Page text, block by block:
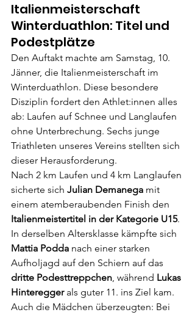
Italienmeisterschaft
Winterduathlon: Titel und
Podestplätze
Den Auftakt machte am Samstag, 10.
Jänner, die Italienmeisterschaft im
Winterduathlon. Diese besondere
Disziplin fordert den Athlet:innen alles
ab: Laufen auf Schnee und Langlaufen
ohne Unterbrechung. Sechs junge
Triathleten unseres Vereins stellten sich
dieser Herausforderung.
Nach 2 km Laufen und 4 km Langlaufen
sicherte sich Julian Demanega mit
einem atemberaubenden Finish den
Italienmeistertitel in der Kategorie U15.
In derselben Altersklasse kämpfte sich
Mattia Podda nach einer starken
Aufholjagd auf den Schiern auf das
dritte Podesttreppchen, während Lukas
Hinteregger als guter 11. ins Ziel kam.
Auch die Mädchen überzeugten: Bei